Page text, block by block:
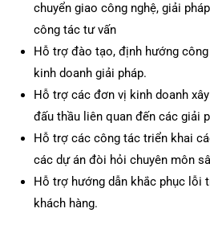
chuyển giao công nghệ, giải
công tác tư vấn
Hỗ trợ đào tạo, định hướng
kinh doanh giải pháp.
Hỗ trợ các đơn vị kinh doanh
đấu thầu liên quan đến các giải
Hỗ trợ các công tác triển khai
các dự án đòi hỏi chuyên môn
Hỗ trợ hướng dẫn khắc phục lỗi
khách hàng.